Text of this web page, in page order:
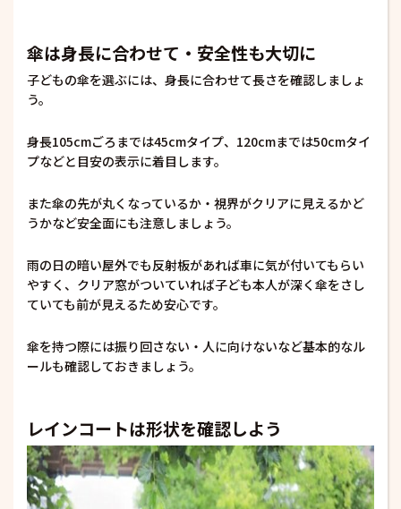
傘は身長に合わせて・安全性も大切に
子どもの傘を選ぶには、身長に合わせて長さを確認しましょ
う。
身長105cmごろまでは45cmタイプ、120cmまでは50cmタイ
プなどと目安の表示に着目します。
また傘の先が丸くなっているか・視界がクリアに見えるかど
うかなど安全面にも注意しましょう。
雨の日の暗い屋外でも反射板があれば車に気が付いてもらい
やすく、クリア窓がついていれば子ども本人が深く傘をさし
ていても前が見えるため安心です。
傘を持つ際には振り回さない・人に向けないなど基本的なル
ールも確認しておきましょう。
レインコートは形状を確認しよう